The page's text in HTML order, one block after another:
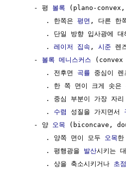
     - 평
볼록 (plano-
        . 한쪽은
평면 , 다른 한
. 단일 방향 입사광에 대
        .
레이저 집속 , 시준 렌
     -
볼록 메니스커스 (convex
        . 전후면
곡률 중심이 렌
        . 한 쪽 면이 크게 솟은
. 중심 부분이 가장 자리
        .
수렴 성질을 가지면서
     - 양
오목 (biconcave,
        . 양쪽 면이 모두
오목한
        . 평행광을
발산시키는
        . 상을 축소시키거나
초점